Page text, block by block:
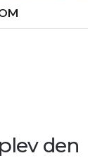
den